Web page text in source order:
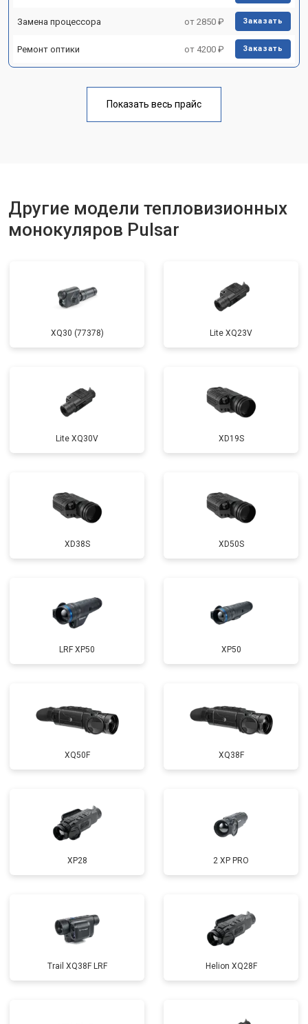
Замена процессора от 2850 ₽ Заказать
Ремонт оптики от 4200 ₽ Заказать
Показать весь прайс
Другие модели тепловизионных
монокуляров Pulsar
XQ30 (77378) Lite XQ23V
Lite XQ30V XD19S
XD38S XD50S
LRF XP50 XP50
XQ50F XQ38F
XP28 2 XP PRO
Trail XQ38F LRF Helion XQ28F